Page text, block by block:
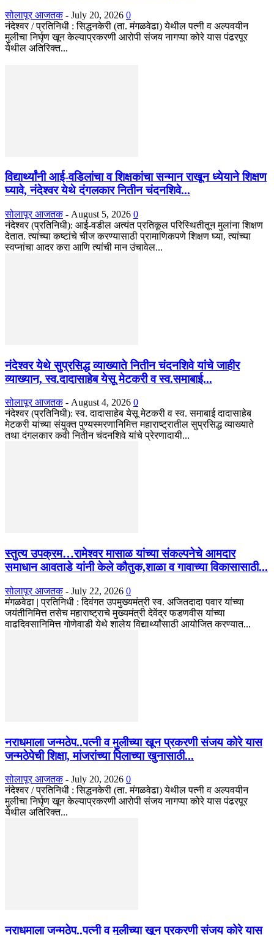
सोलापूर आजतक - July 20, 2026 0
नंदेश्वर / प्रतिनिधी : सिद्धनकेरी (ता. मंगळवेढा) येथील पत्नी व अल्पवयीन
मुलीचा निर्घृण खून केल्याप्रकरणी आरोपी संजय नागप्पा कोरे यास पंढरपूर
येथील अतिरिक्त...
विद्यार्थ्यांनी आई-वडिलांचा व शिक्षकांचा सन्मान राखून ध्येयाने शिक्षण
घ्यावे, नंदेश्वर येथे दंगलकार नितीन चंदनशिवे...
सोलापूर आजतक - August 5, 2026 0
नंदेश्वर (प्रतिनिधी): आई-वडील अत्यंत प्रतिकूल परिस्थितीतून मुलांना शिक्षण
देतात. त्यांच्या कष्टांचे चीज करण्यासाठी प्रामाणिकपणे शिक्षण घ्या, त्यांच्या
स्वप्नांचा आदर करा आणि त्यांची मान उंचावेल...
नंदेश्वर येथे सुप्रसिद्ध व्याख्याते नितीन चंदनशिवे यांचे जाहीर
व्याख्यान, स्व.दादासाहेब येसू मेटकरी व स्व.समाबाई...
सोलापूर आजतक - August 4, 2026 0
नंदेश्वर (प्रतिनिधी): स्व. दादासाहेब येसू मेटकरी व स्व. समाबाई दादासाहेब
मेटकरी यांच्या संयुक्त पुण्यस्मरणानिमित्त महाराष्ट्रातील सुप्रसिद्ध व्याख्याते
तथा दंगलकार कवी नितीन चंदनशिवे यांचे प्रेरणादायी...
स्तुत्य उपक्रम…रामेश्वर मासाळ यांच्या संकल्पनेचे आमदार
समाधान आवताडे यांनी केले कौतुक,शाळा व गावाच्या विकासासाठी...
सोलापूर आजतक - July 22, 2026 0
मंगळवेढा | प्रतिनिधी : दिवंगत उपमुख्यमंत्री स्व. अजितदादा पवार यांच्या
जयंतीनिमित्त तसेच महाराष्ट्राचे मुख्यमंत्री देवेंद्र फडणवीस यांच्या
वाढदिवसानिमित्त गोणेवाडी येथे शालेय विद्यार्थ्यांसाठी आयोजित करण्यात...
नराधमाला जन्मठेप..पत्नी व मुलीच्या खून प्रकरणी संजय कोरे यास
जन्मठेपेची शिक्षा, मांजरांच्या पिलाच्या खुनासाठी...
सोलापूर आजतक - July 20, 2026 0
नंदेश्वर / प्रतिनिधी : सिद्धनकेरी (ता. मंगळवेढा) येथील पत्नी व अल्पवयीन
मुलीचा निर्घृण खून केल्याप्रकरणी आरोपी संजय नागप्पा कोरे यास पंढरपूर
येथील अतिरिक्त...
नराधमाला जन्मठेप..पत्नी व मुलीच्या खून प्रकरणी संजय कोरे यास